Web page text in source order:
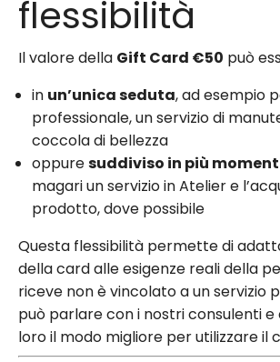
flessibilità
Il valore della Gift Card €50 può
in un’unica seduta, ad esempio
professionale, un servizio di
coccola di bellezza
oppuresuddiviso in più
magari un servizio in Atelier e
prodotto, dove possibile
Questa flessibilità permette di
della card alle esigenze reali della
riceve non è vincolato a un servizio
può parlare con i nostri consulenti
loro il modo migliore per utilizzare il